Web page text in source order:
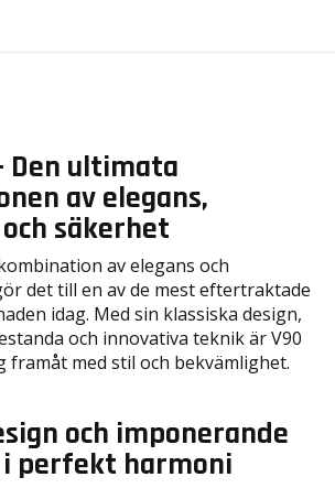
Den ultimata
av elegans,
säkerhet
av elegans och
det till en av de mest eftertraktade
idag. Med sin klassiska design,
och innovativa teknik är V90
framåt med stil och bekvämlighet.
och imponerande
perfekt harmoni